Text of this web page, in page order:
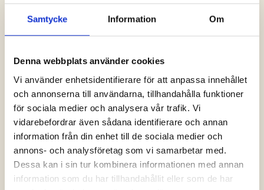
Samtycke Information Om
Denna webbplats använder cookies
Vi använder enhetsidentifierare för att anpassa innehållet
och annonserna till användarna, tillhandahålla funktioner
för sociala medier och analysera vår trafik. Vi
vidarebefordrar även sådana identifierare och annan
information från din enhet till de sociala medier och
annons- och analysföretag som vi samarbetar med.
Dessa kan i sin tur kombinera informationen med annan
information som du har tillhandahållit eller som de har
Logga in och ta del av allt som vår hemsida
har att erbjuda. Saknar du dina uppgifter?
lösenord” alternativt kontakta oss så hjälper
vi dig!
Logga in